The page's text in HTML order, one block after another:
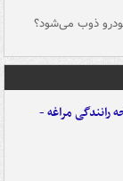
ذوب می‌شود؟
رانندگی مراغه -